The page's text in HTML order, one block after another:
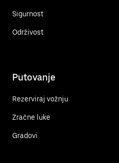
Sigurnost
Održivost
Putovanje
Rezerviraj vožnju
Zračne luke
Gradovi